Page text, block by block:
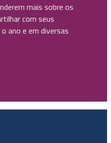
mais sobre os
com seus
ano e em diversas